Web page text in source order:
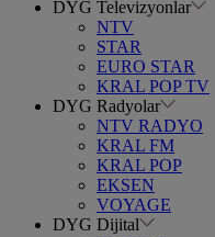
DYG Televizyonlar
NTV
STAR
EURO STAR
KRAL POP TV
DYG Radyolar
NTV RADYO
KRAL FM
KRAL POP
EKSEN
VOYAGE
DYG Dijital